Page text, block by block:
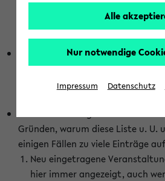
wurden. Die Anzeige ist
abhängig vom im eKVV
Die hier gezeigte Liste von
vollständig sein, wenn den
die Änderungen zeitnah
Gründen, warum diese Liste u. U.
einigen Fällen zu viele Einträge
Neu eingetragene
hier immer angezeigt, auch
Alle
Nur notwendige
Impressum Datenschutz